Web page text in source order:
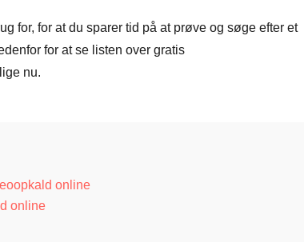
for, for at du sparer tid på at prøve og søge efter et
for at se listen over gratis
nu.
online
online